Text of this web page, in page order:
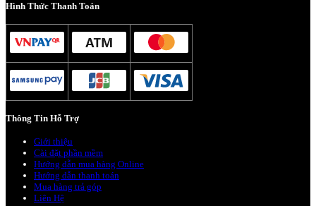
Hình Thức Thanh Toán
Thông Tin Hỗ Trợ
Giới thiệu
Cài đặt phần mềm
Hướng dẫn mua hàng Online
Hướng dẫn thanh toán
Mua hàng trả góp
Liên Hệ